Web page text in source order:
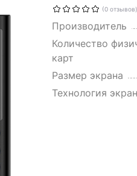
(0 отзывов)
Производитель
Количество
карт
Размер экрана
Технология